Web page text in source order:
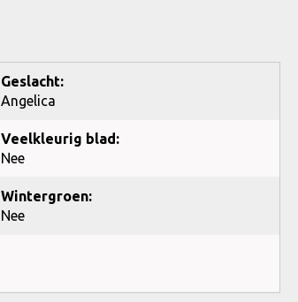
Geslacht:
Angelica
Veelkleurig blad:
Nee
Wintergroen:
Nee